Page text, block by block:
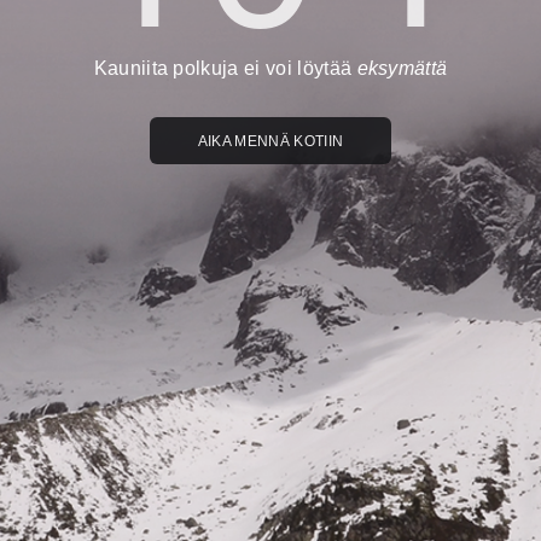
Kauniita polkuja ei voi löytää eksymättä
AIKA MENNÄ KOTIIN